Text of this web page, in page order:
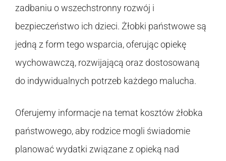
zadbaniu o wszechstronny rozwój i
bezpieczeństwo ich dzieci. Żłobki państwowe są
jedną z form tego wsparcia, oferując opiekę
wychowawczą, rozwijającą oraz dostosowaną
do indywidualnych potrzeb każdego malucha.
Oferujemy informacje na temat kosztów żłobka
państwowego, aby rodzice mogli świadomie
planować wydatki związane z opieką nad